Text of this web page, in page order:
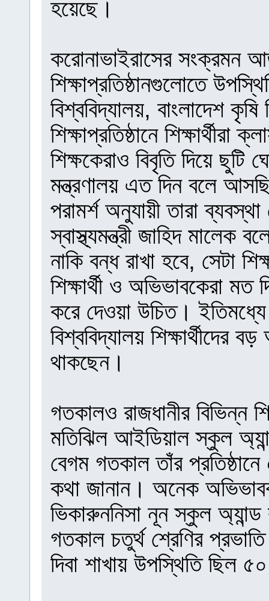
হয়েছে।
করোনাভাইরাসের সংক্রমন
শিক্ষাপ্রতিষ্ঠানগুলোতে
বিশ্ববিদ্যালয়, বাংলাদেশ
শিক্ষাপ্রতিষ্ঠানে
শিক্ষকেরাও বিবৃতি দিয়ে ছুটি
মন্ত্রণালয় এত দিন বলে
পরামর্শ অনুযায়ী তারা
স্বাস্থ্যমন্ত্রী জাহিদ মালেক
নাকি বন্ধ রাখা হবে, সেটা
শিক্ষার্থী ও অভিভাবকেরা মত
করে দেওয়া উচিত।
বিশ্ববিদ্যালয় শিক্ষার্থীদের
থাকছেন।
গতকালও রাজধানীর বিভিন্ন
মতিঝিল আইডিয়াল স্কুল
বেগম গতকাল তাঁর
কথা জানান। অনেক
ভিকারুননিসা নূন স্কুল
গতকাল চতুর্থ শ্রেণির
দিবা শাখায় উপস্থিতি ছিল